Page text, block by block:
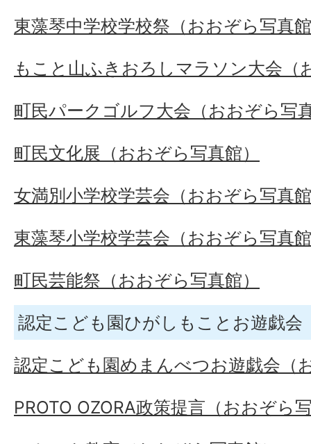
東藻琴中学校学校祭（おおぞら写真
もこと山ふきおろしマラソン大会（
町民パークゴルフ大会（おおぞら写
町民文化展（おおぞら写真館）
女満別小学校学芸会（おおぞら写真
東藻琴小学校学芸会（おおぞら写真
町民芸能祭（おおぞら写真館）
認定こども園ひがしもことお遊戯会
認定こども園めまんべつお遊戯会（
PROTO OZORA政策提言（おおぞら